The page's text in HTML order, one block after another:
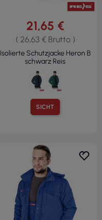
SICHT
21,65 €
( 26,63 € Brutto )
Isolierte Schutzjacke Heron B
schwarz Reis